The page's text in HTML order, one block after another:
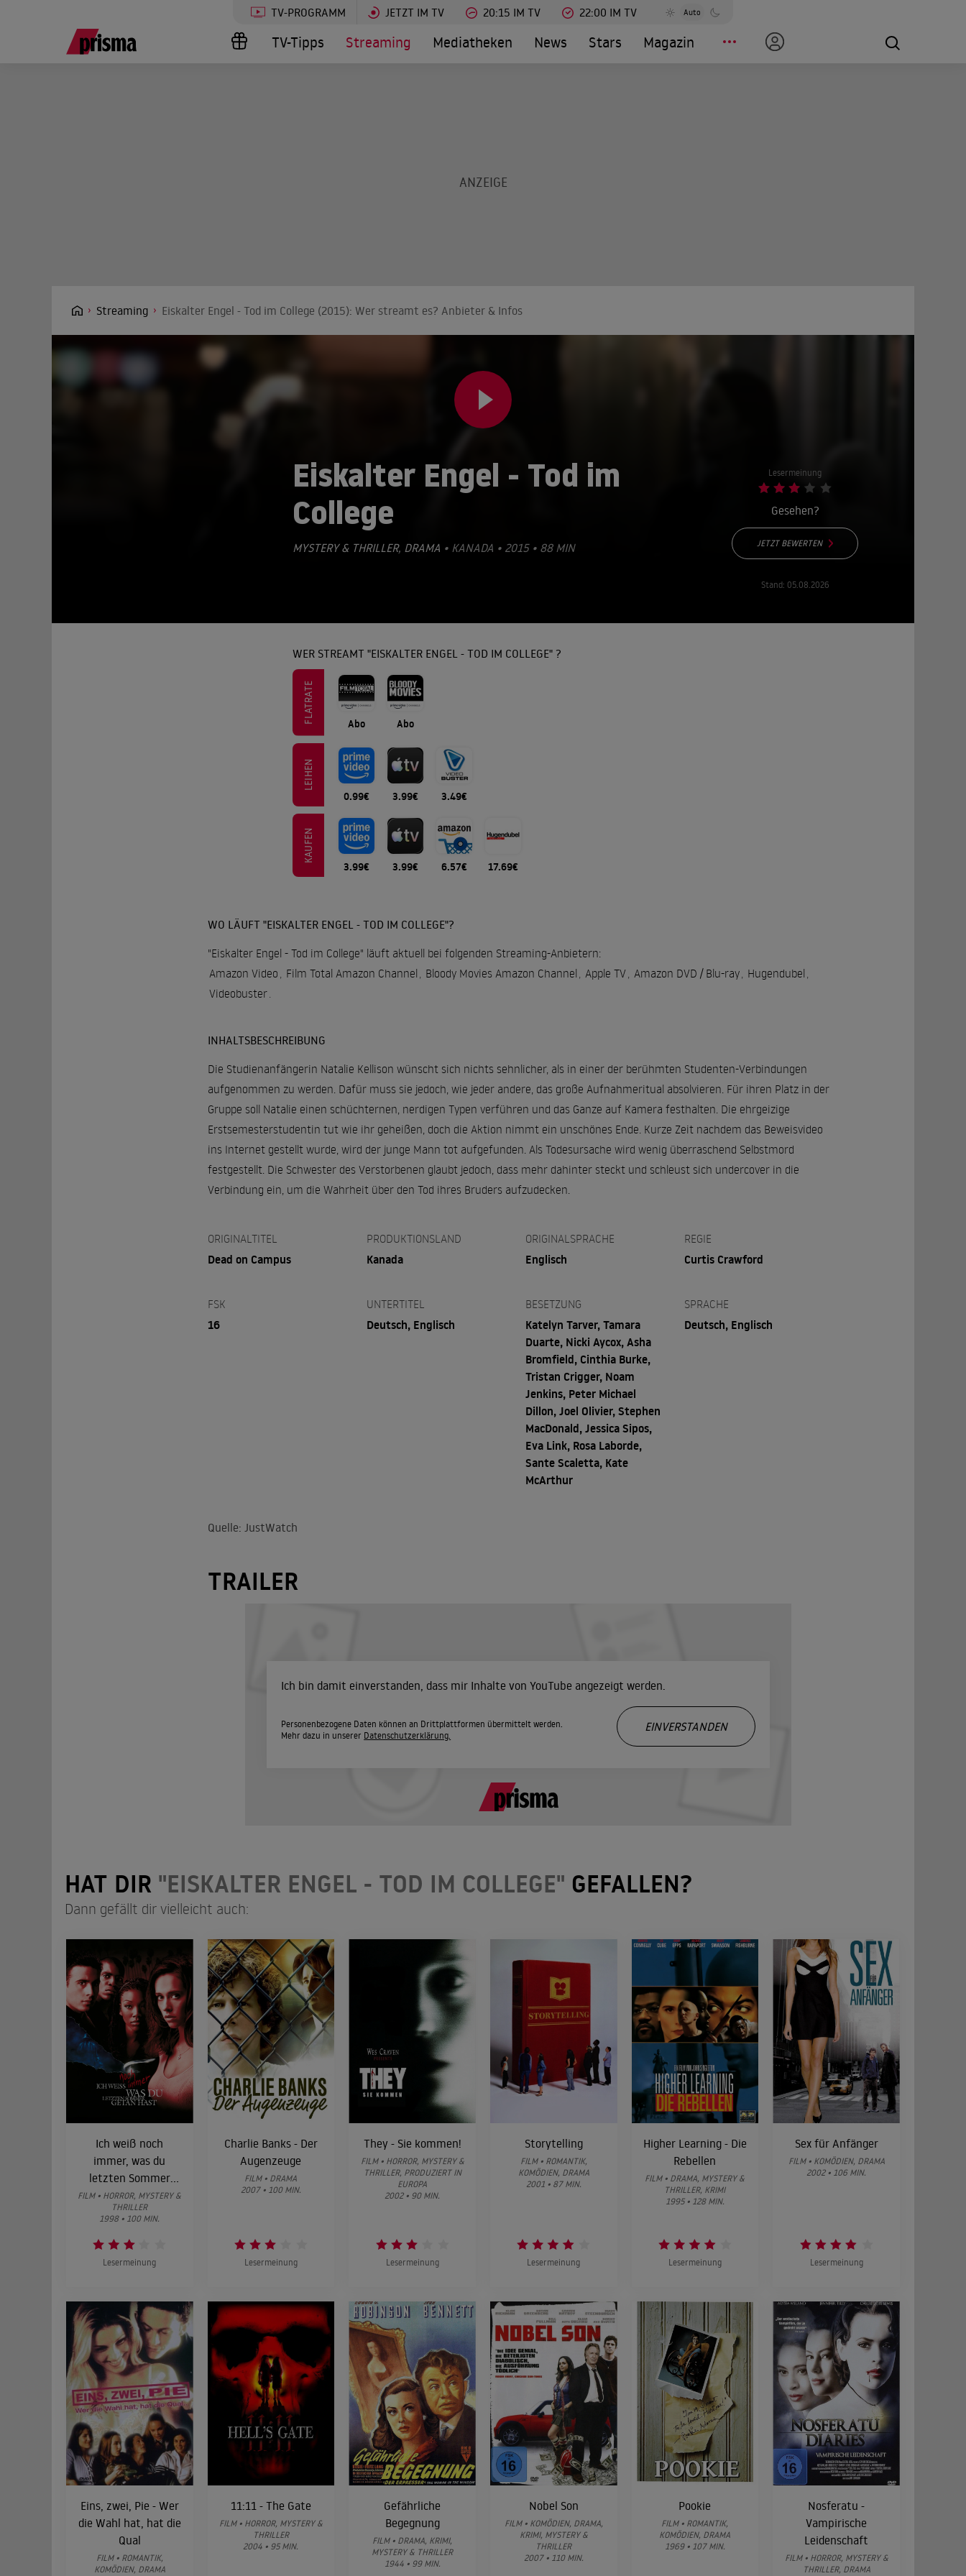
TV-PROGRAMM JETZT IM TV 20:15 IM TV 22:00 IM TV Auto
TV-Tipps Streaming Mediatheken News Stars Magazin
Streaming Eiskalter Engel - Tod im College (2015): Wer streamt es? Anbieter & Infos
Eiskalter Engel - Tod im
College
MYSTERY & THRILLER, DRAMA • KANADA • 2015 • 88 MIN
Lesermeinung
Gesehen?
JETZT BEWERTEN
Stand: 05.08.2026
WER STREAMT "EISKALTER ENGEL - TOD IM COLLEGE" ?
FLATRATE Abo Abo
LEIHEN
0.99€ 3.99€ 3.49€
KAUFEN
3.99€ 3.99€ 6.57€ 17.69€
WO LÄUFT "EISKALTER ENGEL - TOD IM COLLEGE"?
"Eiskalter Engel - Tod im College" läuft aktuell bei folgenden Streaming-Anbietern:
Amazon Video
Film Total Amazon Channel Bloody Movies Amazon Channel Apple TV Amazon DVD / Blu-ray Hugendubel
Videobuster
INHALTSBESCHREIBUNG
Die Studienanfängerin Natalie Kellison wünscht sich nichts sehnlicher, als in einer der berühmten Studenten-Verbindungen
aufgenommen zu werden. Dafür muss sie jedoch, wie jeder andere, das große Aufnahmeritual absolvieren. Für ihren Platz in der
Gruppe soll Natalie einen schüchternen, nerdigen Typen verführen und das Ganze auf Kamera festhalten. Die ehrgeizige
Erstsemesterstudentin tut wie ihr geheißen, doch die Aktion nimmt ein unschönes Ende. Kurze Zeit nachdem das Beweisvideo
ins Internet gestellt wurde, wird der junge Mann tot aufgefunden. Als Todesursache wird wenig überraschend Selbstmord
festgestellt. Die Schwester des Verstorbenen glaubt jedoch, dass mehr dahinter steckt und schleust sich undercover in die
Verbindung ein, um die Wahrheit über den Tod ihres Bruders aufzudecken.
ORIGINALTITEL
Dead on Campus
PRODUKTIONSLAND
Kanada
ORIGINALSPRACHE
Englisch
REGIE
Curtis Crawford
FSK
16
UNTERTITEL
Deutsch, Englisch
BESETZUNG
Katelyn Tarver, Tamara
Duarte, Nicki Aycox, Asha
Bromfield, Cinthia Burke,
Tristan Crigger, Noam
Jenkins, Peter Michael
Dillon, Joel Olivier, Stephen
MacDonald, Jessica Sipos,
Eva Link, Rosa Laborde,
Sante Scaletta, Kate
McArthur
SPRACHE
Deutsch, Englisch
Quelle: JustWatch
TRAILER
Ich bin damit einverstanden, dass mir Inhalte von YouTube angezeigt werden.
Personenbezogene Daten können an Drittplattformen übermittelt werden.
Mehr dazu in unserer Datenschutzerklärung.
EINVERSTANDEN
HAT DIR "EISKALTER ENGEL - TOD IM COLLEGE" GEFALLEN?
Dann gefällt dir vielleicht auch:
Ich weiß noch
immer, was du
letzten Sommer
getan hast
FILM • HORROR, MYSTERY &
THRILLER
1998 • 100 MIN.
Lesermeinung
Charlie Banks - Der
Augenzeuge
FILM • DRAMA
2007 • 100 MIN.
Lesermeinung
They - Sie kommen!
FILM • HORROR, MYSTERY &
THRILLER, PRODUZIERT IN
EUROPA
2002 • 90 MIN.
Lesermeinung
Storytelling
FILM • ROMANTIK,
KOMÖDIEN, DRAMA
2001 • 87 MIN.
Lesermeinung
Higher Learning - Die
Rebellen
FILM • DRAMA, MYSTERY &
THRILLER, KRIMI
1995 • 128 MIN.
Lesermeinung
Sex für Anfänger
FILM • KOMÖDIEN, DRAMA
2002 • 106 MIN.
Lesermeinung
Eins, zwei, Pie - Wer
die Wahl hat, hat die
Qual
FILM • ROMANTIK,
KOMÖDIEN, DRAMA
11:11 - The Gate
FILM • HORROR, MYSTERY &
THRILLER
2004 • 95 MIN.
Gefährliche
Begegnung
FILM • DRAMA, KRIMI,
MYSTERY & THRILLER
1944 • 99 MIN.
Nobel Son
FILM • KOMÖDIEN, DRAMA,
KRIMI, MYSTERY &
THRILLER
2007 • 110 MIN.
Pookie
FILM • ROMANTIK,
KOMÖDIEN, DRAMA
1969 • 107 MIN.
Nosferatu -
Vampirische
Leidenschaft
FILM • HORROR, MYSTERY &
THRILLER, DRAMA